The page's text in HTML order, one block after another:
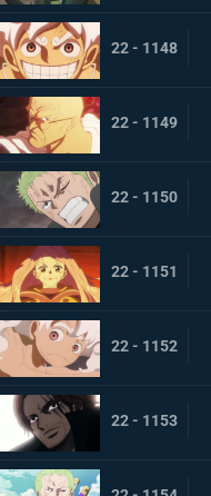
22 - 1148
22 - 1149
22 - 1150
22 - 1151
22 - 1152
22 - 1153